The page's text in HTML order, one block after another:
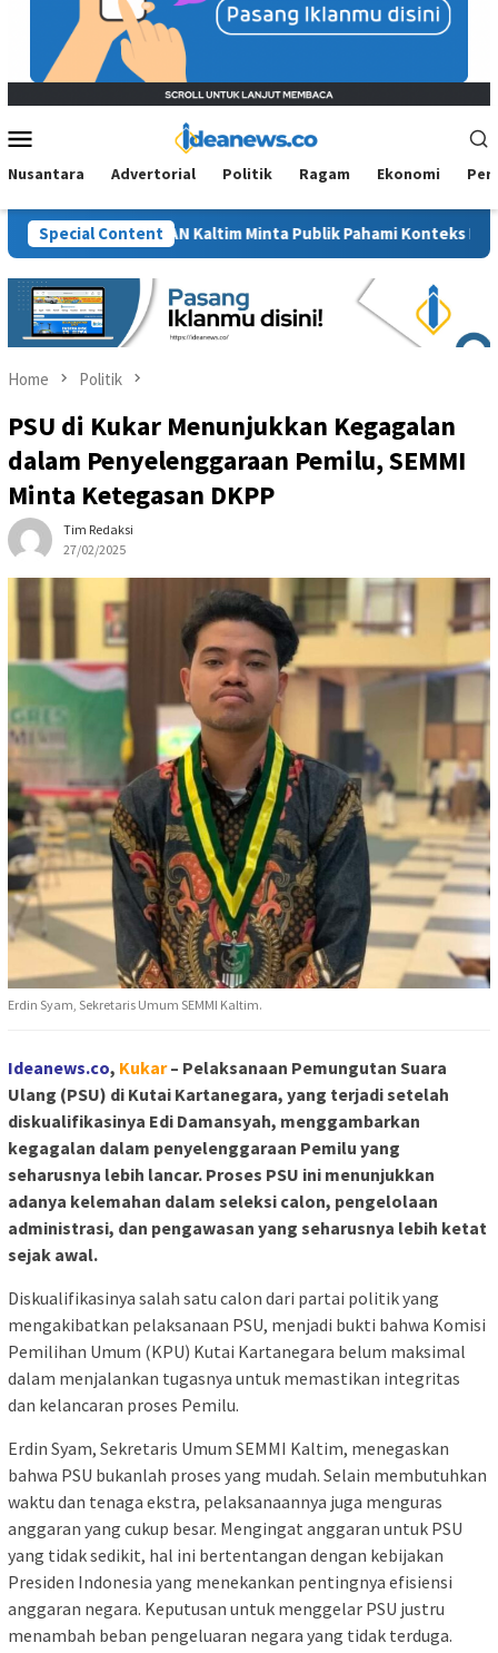
Menu
Nusantara Advertorial Politik Ragam Ekonomi
Special Content
BM PAN Kaltim Minta Publik Pahami Konteks Pidato Secara
Home Politik
PSU di Kukar Menunjukkan Kegagalan
dalam Penyelenggaraan Pemilu, SEMMI
Minta Ketegasan DKPP
Tim Redaksi
27/02/2025
Erdin Syam, Sekretaris Umum SEMMI Kaltim.
Ideanews.co, Kukar – Pelaksanaan Pemungutan Suara
Ulang (PSU) di Kutai Kartanegara, yang terjadi setelah
diskualifikasinya Edi Damansyah, menggambarkan
kegagalan dalam penyelenggaraan Pemilu yang
seharusnya lebih lancar. Proses PSU ini menunjukkan
adanya kelemahan dalam seleksi calon, pengelolaan
administrasi, dan pengawasan yang seharusnya lebih ketat
sejak awal.
Diskualifikasinya salah satu calon dari partai politik yang
mengakibatkan pelaksanaan PSU, menjadi bukti bahwa Komisi
Pemilihan Umum (KPU) Kutai Kartanegara belum maksimal
dalam menjalankan tugasnya untuk memastikan integritas
dan kelancaran proses Pemilu.
Erdin Syam, Sekretaris Umum SEMMI Kaltim, menegaskan
bahwa PSU bukanlah proses yang mudah. Selain membutuhkan
waktu dan tenaga ekstra, pelaksanaannya juga menguras
anggaran yang cukup besar. Mengingat anggaran untuk PSU
yang tidak sedikit, hal ini bertentangan dengan kebijakan
Presiden Indonesia yang menekankan pentingnya efisiensi
anggaran negara. Keputusan untuk menggelar PSU justru
menambah beban pengeluaran negara yang tidak terduga.